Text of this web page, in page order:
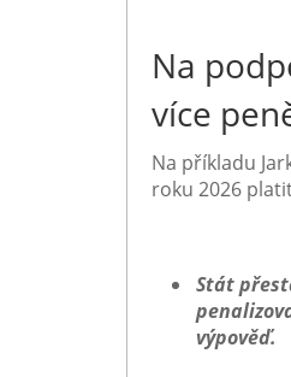
Na
více
Na příkladu
roku 2026
Stát
výpověď.